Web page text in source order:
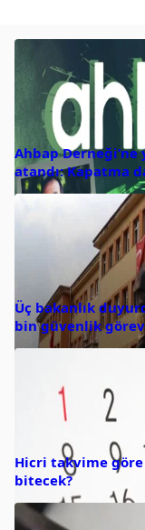
Ahbap
atandı: Kapatma
Üç bakanlık
bin güvenlik
Hicri takvime göre
bitecek?